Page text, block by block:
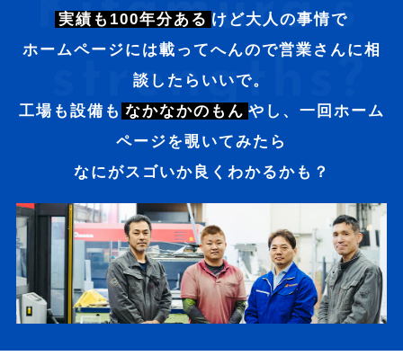
実績も100年分ある けど大人の事情で
ホームページには載ってへんので営業さんに相
談したらいいで。
工場も設備も なかなかのもん やし、一回ホーム
ページを覗いてみたら
なにがスゴいか良くわかるかも？